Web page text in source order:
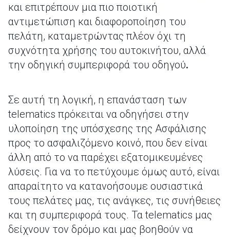
και επιτρέπουν μια πιο ποιοτική
αντιμετώπιση και διαφοροποίηση του
πελάτη, καταμετρώντας πλέον όχι τη
συχνότητα χρήσης του αυτοκινήτου, αλλά
την οδηγική συμπεριφορά του οδηγού.
Σε αυτή τη λογική, η επανάσταση των
telematics πρόκειται να οδηγήσει στην
υλοποίηση της υπόσχεσης της Ασφάλισης
προς το ασφαλιζόμενο κοινό, που δεν είναι
άλλη από το να παρέχει εξατομικευμένες
λύσεις. Για να το πετύχουμε όμως αυτό, είναι
απαραίτητο να κατανοήσουμε ουσιαστικά
τους πελάτες μας, τις ανάγκες, τις συνήθειες
και τη συμπεριφορά τους. Τα telematics μας
δείχνουν τον δρόμο και μας βοηθούν να